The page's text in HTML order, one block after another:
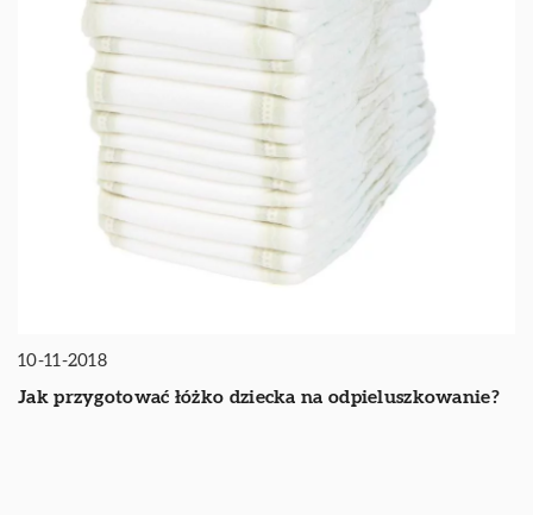
10-11-2018
Jak przygotować łóżko dziecka na odpieluszkowanie?